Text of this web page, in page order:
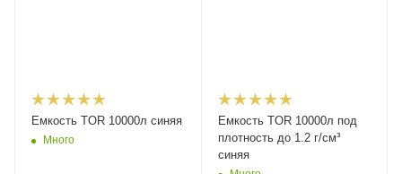
Емкость TOR 10000л синяя
Много
Емкость TOR 10000л под
плотность до 1.2 г/см³
синяя